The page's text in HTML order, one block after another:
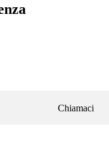
Chiamaci